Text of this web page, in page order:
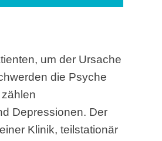
um der Ursache
die Psyche
Depressionen. Der
Klinik, teilstationär